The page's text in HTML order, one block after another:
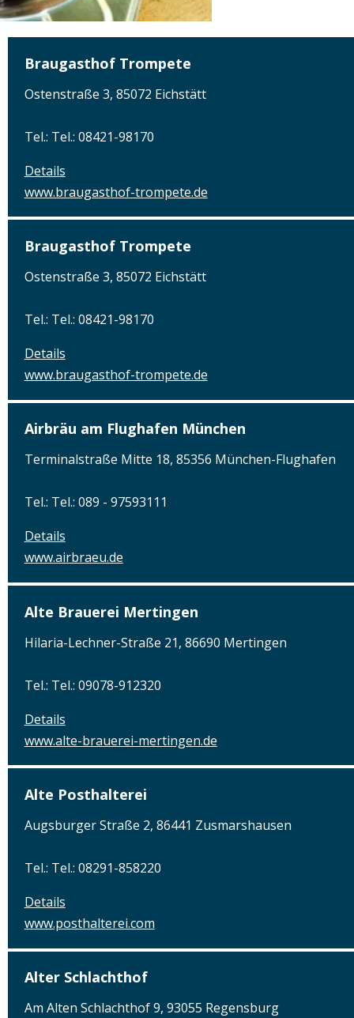
Braugasthof Trompete
Ostenstraße 3, 85072 Eichstätt
Tel.: Tel.: 08421-98170
Details
www.braugasthof-trompete.de
Braugasthof Trompete
Ostenstraße 3, 85072 Eichstätt
Tel.: Tel.: 08421-98170
Details
www.braugasthof-trompete.de
Airbräu am Flughafen München
Terminalstraße Mitte 18, 85356 München-Flughafen
Tel.: Tel.: 089 - 97593111
Details
www.airbraeu.de
Alte Brauerei Mertingen
Hilaria-Lechner-Straße 21, 86690 Mertingen
Tel.: Tel.: 09078-912320
Details
www.alte-brauerei-mertingen.de
Alte Posthalterei
Augsburger Straße 2, 86441 Zusmarshausen
Tel.: Tel.: 08291-858220
Details
www.posthalterei.com
Alter Schlachthof
Am Alten Schlachthof 9, 93055 Regensburg